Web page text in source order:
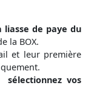
liasse de paye du
la BOX.
et leur première
sélectionnez vos